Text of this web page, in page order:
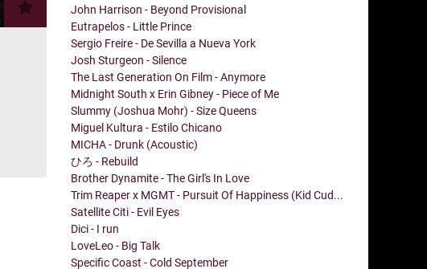
John Harrison - Beyond Provisional
Eutrapelos - Little Prince
Sergio Freire - De Sevilla a Nueva York
Josh Sturgeon - Silence
The Last Generation On Film - Anymore
Midnight South x Erin Gibney - Piece of Me
Slummy (Joshua Mohr) - Size Queens
Miguel Kultura - Estilo Chicano
MICHA - Drunk (Acoustic)
ひろ - Rebuild
Brother Dynamite - The Girl's In Love
Trim Reaper x MGMT - Pursuit Of Happiness (Kid Cud...
Satellite Citi - Evil Eyes
Dici - I run
LoveLeo - Big Talk
Specific Coast - Cold September